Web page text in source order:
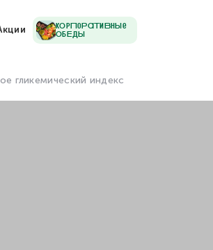
кОрПоРаТиВнЫе
ОбЕдЫ
гликемический индекс